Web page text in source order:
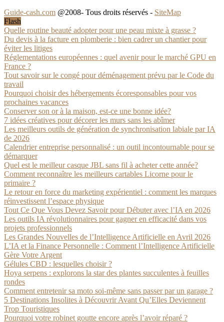
Guide-cash.com @2008- Tous droits réservés - SiteMap
Flash
Quelle routine beauté adopter pour une peau mixte à grasse ?
Du devis à la facture en plomberie : bien cadrer un chantier pour
éviter les litiges
Réglementations européennes : quel avenir pour le marché GPU en
France ?
Tout savoir sur le congé pour déménagement prévu par le Code du
travail
Pourquoi choisir des hébergements écoresponsables pour vos
prochaines vacances
Conserver son or à la maison, est-ce une bonne idée?
7 idées créatives pour décorer les murs sans les abîmer
Les meilleurs outils de génération de synchronisation labiale par IA
de 2026
Calendrier entreprise personnalisé : un outil incontournable pour se
démarquer
Quel est le meilleur casque JBL sans fil à acheter cette année?
Comment reconnaître les meilleurs cartables Licorne pour le
primaire ?
Le retour en force du marketing expérientiel : comment les marques
réinvestissent l’espace physique
Tout Ce Que Vous Devez Savoir pour Débuter avec l’IA en 2026
Les outils IA révolutionnaires pour gagner en efficacité dans vos
projets professionnels
Les Grandes Nouvelles de l’Intelligence Artificielle en Avril 2026
L’IA et la Finance Personnelle : Comment l’Intelligence Artificielle
Gère Votre Argent
Gélules CBD : lesquelles choisir ?
Hoya serpens : explorons la star des plantes succulentes à feuilles
rondes
Comment entretenir sa moto soi-même sans passer par un garage ?
5 Destinations Insolites à Découvrir Avant Qu’Elles Deviennent
Trop Touristiques
Pourquoi votre robinet goutte encore après l’avoir réparé ?